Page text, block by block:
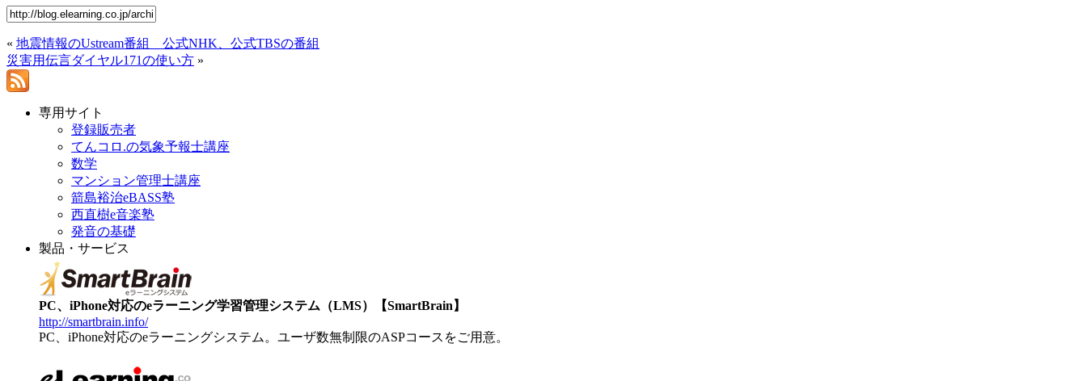
« 地震情報のUstream番組 公式NHK、公式TBSの番組
災害用伝言ダイヤル171の使い方 »
専用サイト
登録販売者
てんコロ.の気象予報士講座
数学
マンション管理士講座
箭島裕治eBASS塾
西直樹e音楽塾
発音の基礎
製品・サービス
PC、iPhone対応のeラーニング学習管理システム（LMS）【SmartBrain】
http://smartbrain.info/
PC、iPhone対応のeラーニングシステム。ユーザ数無制限のASPコースをご用意。